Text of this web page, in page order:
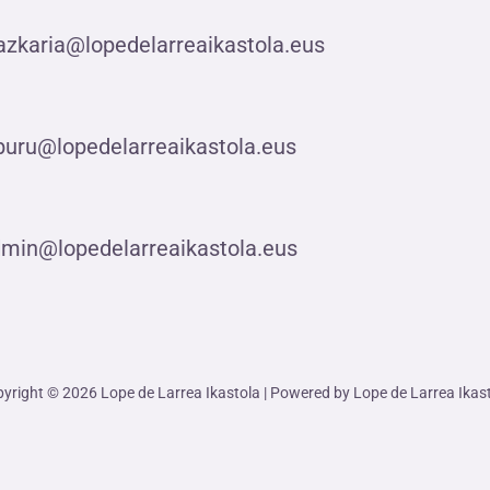
© 2026 Lope de Larrea Ikastola | Powered by Lope de Larrea